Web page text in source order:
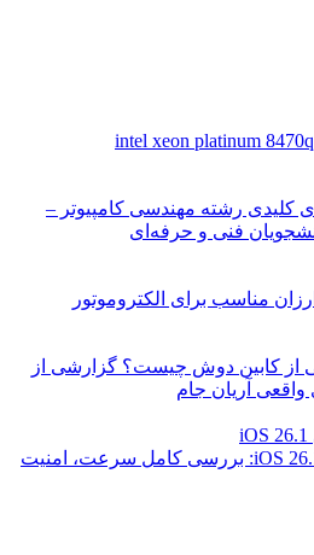
کلیدی رشته مهندسی کامپیوتر –
فنی و حرفه‌ای
مناسب برای الکتروموتور
از کابین دوش چیست؟ گزارشی از
آریان جام
مقایسه اندروید 16 و iOS 26.1: بررسی کامل سرعت، امنیت